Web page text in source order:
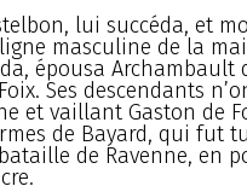
lui succéda, et
masculine de la
épousa Archambault
Ses descendants
et vaillant Gaston de
de Bayard, qui fut
de Ravenne, en